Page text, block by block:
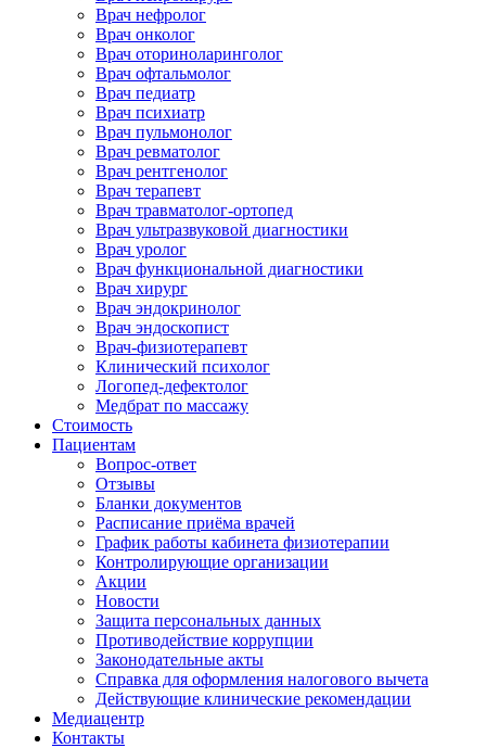
Врач нефролог
Врач онколог
Врач оториноларинголог
Врач офтальмолог
Врач педиатр
Врач психиатр
Врач пульмонолог
Врач ревматолог
Врач рентгенолог
Врач терапевт
Врач травматолог-ортопед
Врач ультразвуковой диагностики
Врач уролог
Врач функциональной диагностики
Врач хирург
Врач эндокринолог
Врач эндоскопист
Врач-физиотерапевт
Клинический психолог
Логопед-дефектолог
Медбрат по массажу
Стоимость
Пациентам
Вопрос-ответ
Отзывы
Бланки документов
Расписание приёма врачей
График работы кабинета физиотерапии
Контролирующие организации
Акции
Новости
Защита персональных данных
Противодействие коррупции
Законодательные акты
Справка для оформления налогового вычета
Действующие клинические рекомендации
Медиацентр
Контакты